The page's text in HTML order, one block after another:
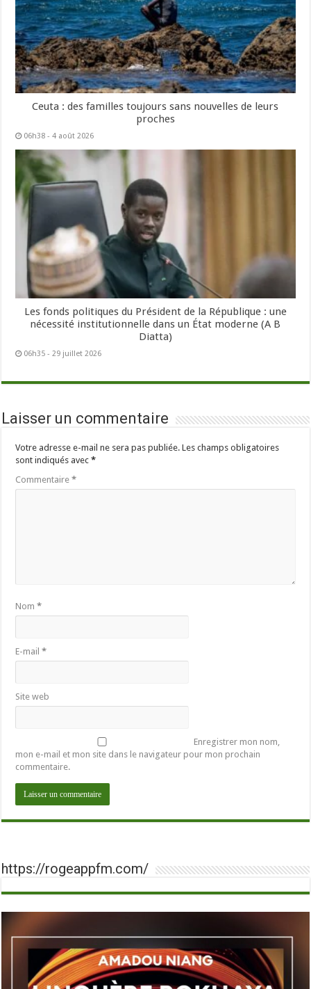
Ceuta : des familles toujours sans nouvelles de leurs
proches
06h38 - 4 août 2026
Les fonds politiques du Président de la République : une
nécessité institutionnelle dans un État moderne (A B
Diatta)
06h35 - 29 juillet 2026
Laisser un commentaire
Votre adresse e-mail ne sera pas publiée. Les champs obligatoires
sont indiqués avec*
Commentaire*
Nom*
E-mail*
Site web
Enregistrer mon nom,
mon e-mail et mon site dans le navigateur pour mon prochain
commentaire.
https://rogeappfm.com/